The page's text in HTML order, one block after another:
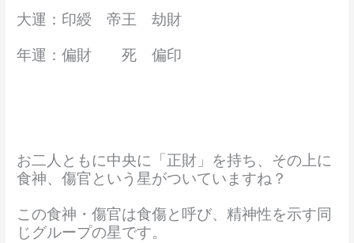
大運：印綬 帝王 劫財
年運：偏財 死 偏印
お二人ともに中央に「正財」を持ち、その上に
食神、傷官という星がついていますね？
この食神・傷官は食傷と呼び、精神性を示す同
じグループの星です。